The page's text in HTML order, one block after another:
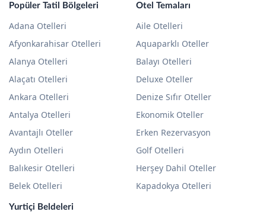
Popüler Tatil Bölgeleri
Adana Otelleri
Afyonkarahisar Otelleri
Alanya Otelleri
Alaçatı Otelleri
Ankara Otelleri
Antalya Otelleri
Avantajlı Oteller
Aydın Otelleri
Balıkesir Otelleri
Belek Otelleri
Otel Temaları
Aile Otelleri
Aquaparklı Oteller
Balayı Otelleri
Deluxe Oteller
Denize Sıfır Oteller
Ekonomik Oteller
Erken Rezervasyon
Golf Otelleri
Herşey Dahil Oteller
Kapadokya Otelleri
Yurtiçi Beldeleri